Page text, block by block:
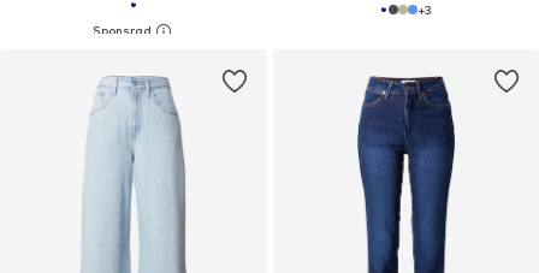
+3